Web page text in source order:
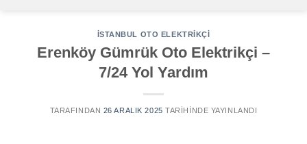
İSTANBUL OTO ELEKTRIKÇI
Erenköy Gümrük Oto Elektrikçi –
7/24 Yol Yardım
TARAFINDAN 26 ARALIK 2025 TARIHINDE YAYINLANDI